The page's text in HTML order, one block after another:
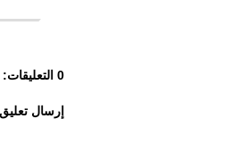
0 التعليقات:
إرسال تعليق